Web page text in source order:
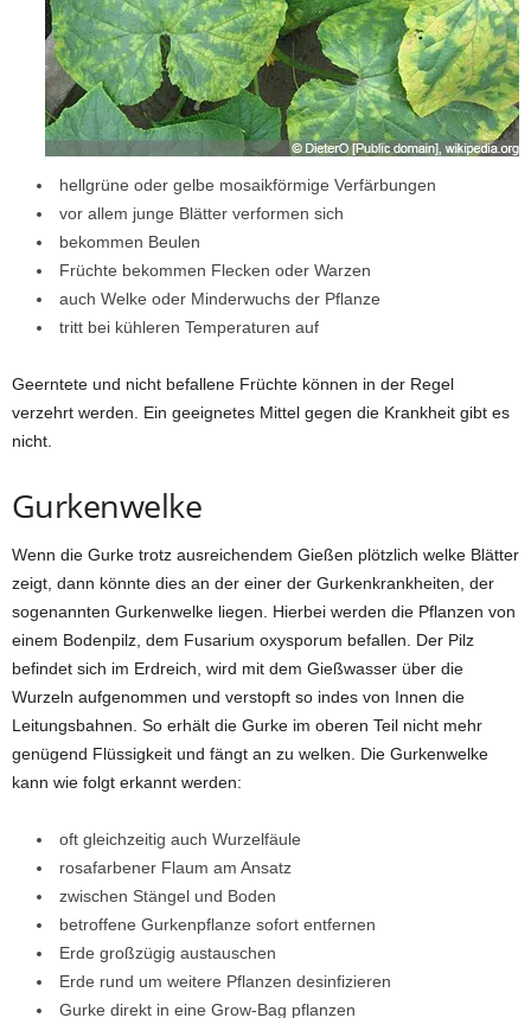
hellgrüne oder gelbe mosaikförmige Verfärbungen
vor allem junge Blätter verformen sich
bekommen Beulen
Früchte bekommen Flecken oder Warzen
auch Welke oder Minderwuchs der Pflanze
tritt bei kühleren Temperaturen auf
Geerntete und nicht befallene Früchte können in der Regel
verzehrt werden. Ein geeignetes Mittel gegen die Krankheit gibt es
nicht.
Gurkenwelke
Wenn die Gurke trotz ausreichendem Gießen plötzlich welke Blätter
zeigt, dann könnte dies an der einer der Gurkenkrankheiten, der
sogenannten Gurkenwelke liegen. Hierbei werden die Pflanzen von
einem Bodenpilz, dem Fusarium oxysporum befallen. Der Pilz
befindet sich im Erdreich, wird mit dem Gießwasser über die
Wurzeln aufgenommen und verstopft so indes von Innen die
Leitungsbahnen. So erhält die Gurke im oberen Teil nicht mehr
genügend Flüssigkeit und fängt an zu welken. Die Gurkenwelke
kann wie folgt erkannt werden:
oft gleichzeitig auch Wurzelfäule
rosafarbener Flaum am Ansatz
zwischen Stängel und Boden
betroffene Gurkenpflanze sofort entfernen
Erde großzügig austauschen
Erde rund um weitere Pflanzen desinfizieren
Gurke direkt in eine Grow-Bag pflanzen